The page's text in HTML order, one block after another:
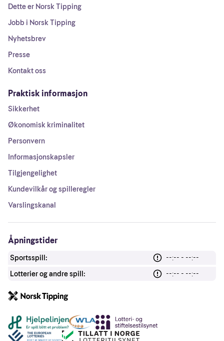
Dette er Norsk Tipping
Jobb i Norsk Tipping
Nyhetsbrev
Presse
Kontakt oss
Praktisk informasjon
Sikkerhet
Økonomisk kriminalitet
Personvern
Informasjonskapsler
Tilgjengelighet
Kundevilkår og spilleregler
Varslingskanal
Åpningstider
Sportsspill:
--:-- - --:--
Lotterier og andre spill:
--:-- - --:--
Andre lenker